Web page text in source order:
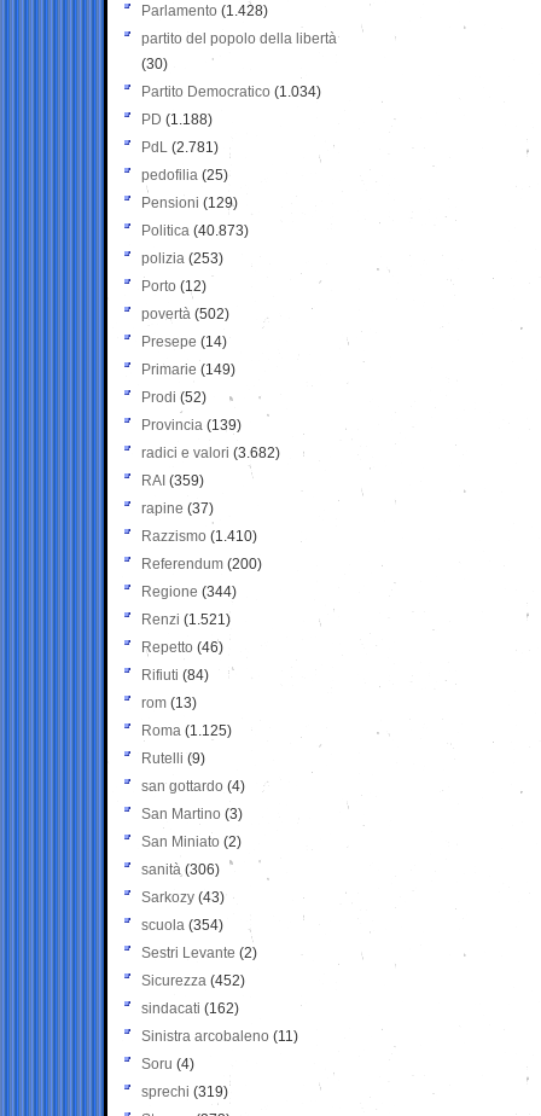
Parlamento (1.428)
partito del popolo della libertà
(30)
Partito Democratico (1.034)
PD (1.188)
PdL (2.781)
pedofilia (25)
Pensioni (129)
Politica (40.873)
polizia (253)
Porto (12)
povertà (502)
Presepe (14)
Primarie (149)
Prodi (52)
Provincia (139)
radici e valori (3.682)
RAI (359)
rapine (37)
Razzismo (1.410)
Referendum (200)
Regione (344)
Renzi (1.521)
Repetto (46)
Rifiuti (84)
rom (13)
Roma (1.125)
Rutelli (9)
san gottardo (4)
San Martino (3)
San Miniato (2)
sanità (306)
Sarkozy (43)
scuola (354)
Sestri Levante (2)
Sicurezza (452)
sindacati (162)
Sinistra arcobaleno (11)
Soru (4)
sprechi (319)